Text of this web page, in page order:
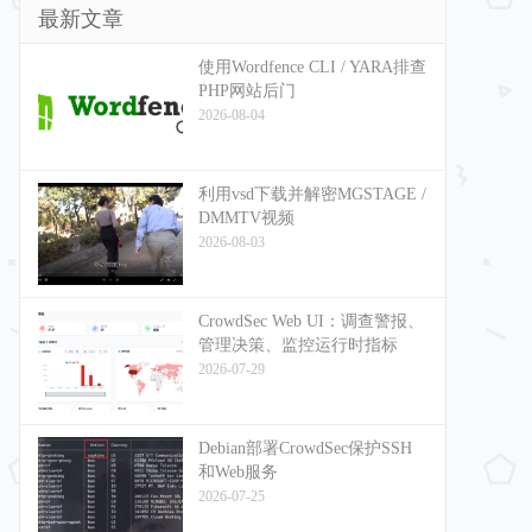
最新文章
使用Wordfence CLI / YARA排查
PHP网站后门
2026-08-04
利用vsd下载并解密MGSTAGE /
DMMTV视频
2026-08-03
CrowdSec Web UI：调查警报、
管理决策、监控运行时指标
2026-07-29
Debian部署CrowdSec保护SSH
和Web服务
2026-07-25